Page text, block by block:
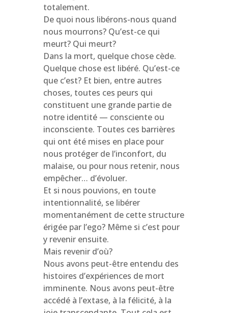
totalement.
De quoi nous libérons-nous quand
nous mourrons? Qu’est-ce qui
meurt? Qui meurt?
Dans la mort, quelque chose cède.
Quelque chose est libéré. Qu’est-ce
que c’est? Et bien, entre autres
choses, toutes ces peurs qui
constituent une grande partie de
notre identité — consciente ou
inconsciente. Toutes ces barrières
qui ont été mises en place pour
nous protéger de l’inconfort, du
malaise, ou pour nous retenir, nous
empêcher… d’évoluer.
Et si nous pouvions, en toute
intentionnalité, se libérer
momentanément de cette structure
érigée par l’ego? Même si c’est pour
y revenir ensuite.
Mais revenir d’où?
Nous avons peut-être entendu des
histoires d’expériences de mort
imminente. Nous avons peut-être
accédé à l’extase, à la félicité, à la